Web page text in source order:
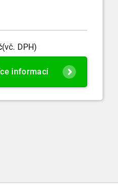
(vč. DPH)
informací